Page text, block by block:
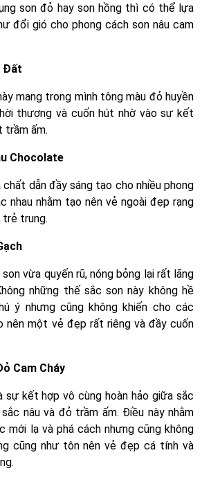
son đỏ hay son hồng thì có thể lựa
đổi gió cho phong cách son nâu cam
Đất
mang trong mình tông màu đỏ huyền
thượng và cuốn hút nhờ vào sự kết
trầm ấm.
Chocolate
chất dẫn đầy sáng tạo cho nhiều phong
nhau nhằm tạo nên vẻ ngoài đẹp rạng
trẻ trung.
vừa quyến rũ, nóng bỏng lại rất lãng
những thế sắc son này không hề
ý nhưng cũng không khiến cho các
nên một vẻ đẹp rất riêng và đầy cuốn
Cam Cháy
sự kết hợp vô cùng hoàn hảo giữa sắc
nâu và đỏ trầm ấm. Điều này nhằm
mới lạ và phá cách nhưng cũng không
cũng như tôn nên vẻ đẹp cá tính và